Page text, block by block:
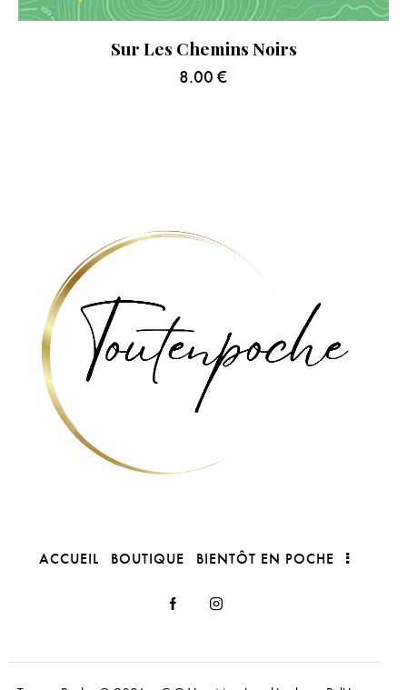
Sur Les Chemins Noirs
8.00 €
ACCUEIL BOUTIQUE BIENTÔT EN POCHE